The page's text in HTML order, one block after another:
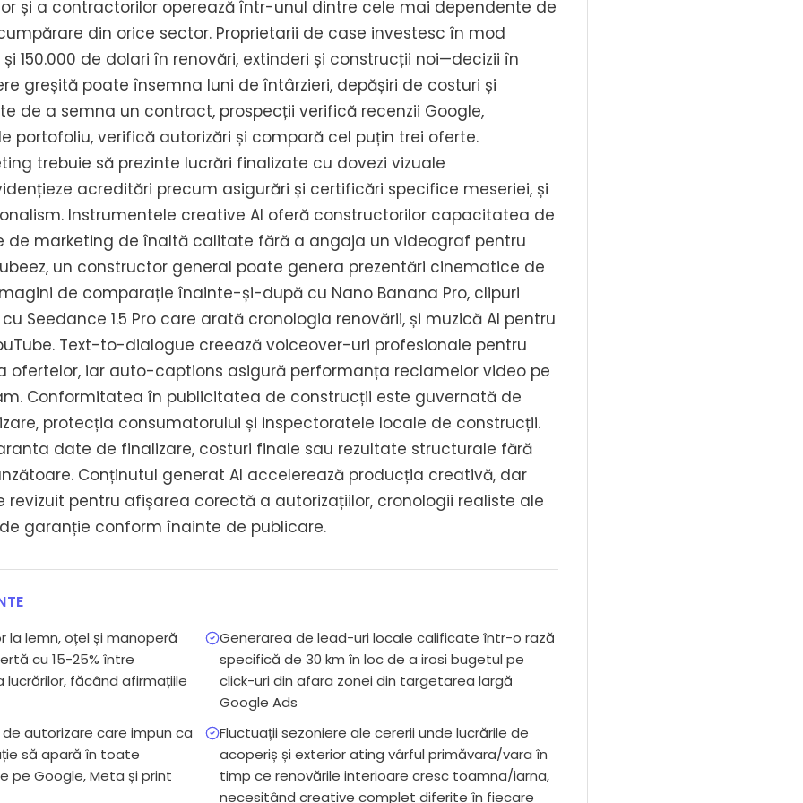
și a contractorilor operează într-unul dintre cele mai dependente de
din orice sector. Proprietarii de case investesc în mod
150.000 de dolari în renovări, extinderi și construcții noi—decizii în
greșită poate însemna luni de întârzieri, depășiri de costuri și
de a semna un contract, prospecții verifică recenzii Google,
portofoliu, verifică autorizări și compară cel puțin trei oferte.
trebuie să prezinte lucrări finalizate cu dovezi vizuale
acreditări precum asigurări și certificări specifice meseriei, și
Instrumentele creative AI oferă constructorilor capacitatea de
de marketing de înaltă calitate fără a angaja un videograf pentru
un constructor general poate genera prezentări cinematice de
de comparație înainte-și-după cu Nano Banana Pro, clipuri
Seedance 1.5 Pro care arată cronologia renovării, și muzică AI pentru
Text-to-dialogue creează voiceover-uri profesionale pentru
ofertelor, iar auto-captions asigură performanța reclamelor video pe
Conformitatea în publicitatea de construcții este guvernată de
protecția consumatorului și inspectoratele locale de construcții.
date de finalizare, costuri finale sau rezultate structurale fără
Conținutul generat AI accelerează producția creativă, dar
revizuit pentru afișarea corectă a autorizațiilor, cronologii realiste ale
garanție conform înainte de publicare.
lemn, oțel și manoperă
cu 15-25% între
făcând afirmațiile
Generarea de lead-uri locale calificate într-o rază
specifică de 30 km în loc de a irosi bugetul pe
click-uri din afara zonei din targetarea largă
Google Ads
autorizare care impun ca
să apară în toate
pe Google, Meta și print
Fluctuații sezoniere ale cererii unde lucrările de
acoperiș și exterior ating vârful primăvara/vara în
timp ce renovările interioare cresc toamna/iarna,
necesitând creative complet diferite în fiecare